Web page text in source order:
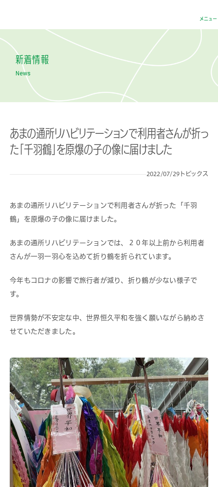
メニュー
新着情報
News
あまの通所リハビリテーションで利用者さんが折っ
た「千羽鶴」を原爆の子の像に届けました
2022/07/29 トピックス
あまの通所リハビリテーションで利用者さんが折った「千羽
鶴」を原爆の子の像に届けました。
あまの通所リハビリテーションでは、２０年以上前から利用者
さんが一羽一羽心を込めて折り鶴を折られています。
今年もコロナの影響で旅行者が減り、折り鶴が少ない様子で
す。
世界情勢が不安定な中、世界恒久平和を強く願いながら納めさ
せていただきました。